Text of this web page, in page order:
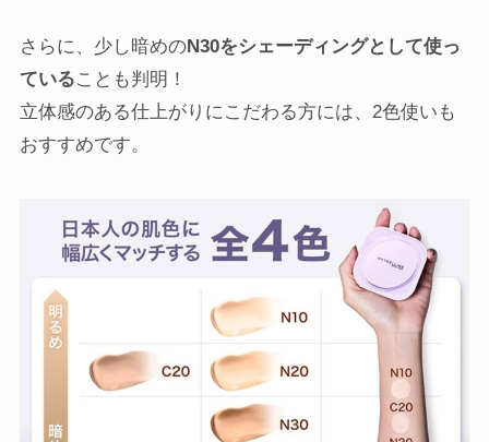
さらに、少し暗めのN30をシェーディングとして使っ
ていることも判明！
立体感のある仕上がりにこだわる方には、2色使いも
おすすめです。